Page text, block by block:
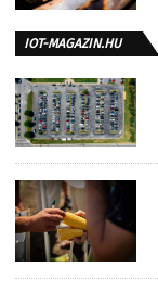
IOT-MAGAZIN.HU